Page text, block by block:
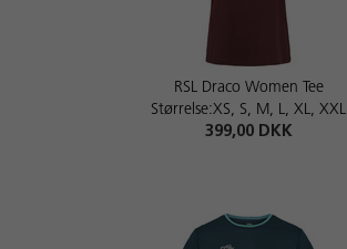
RSL Draco Women Tee
Størrelse:XS, S, M, L, XL, XXL
399,00 DKK